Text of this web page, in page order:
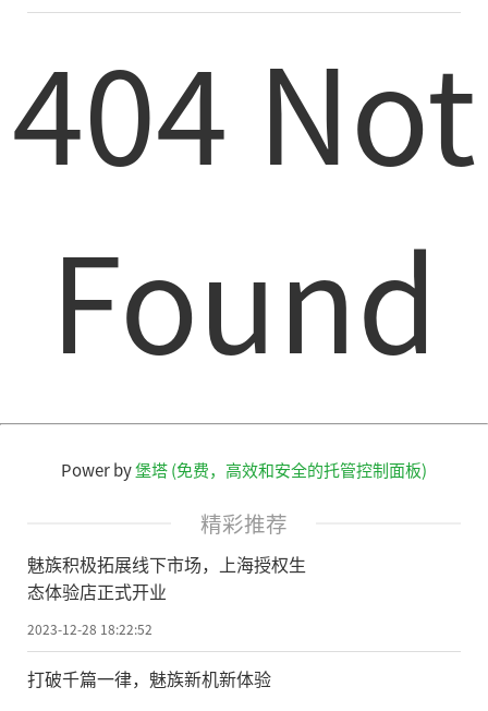
404 Not
Found
Power by堡塔 (免费，高效和安全的托管控制面板)
精彩推荐
魅族积极拓展线下市场，上海授权生
态体验店正式开业
2023-12-28 18:22:52
打破千篇一律，魅族新机新体验